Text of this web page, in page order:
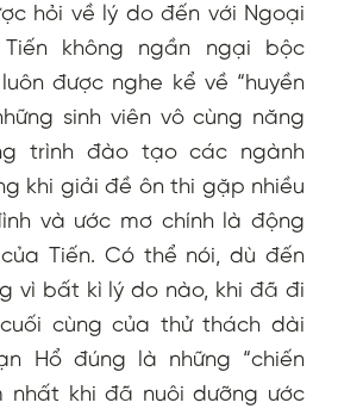
hỏi về lý do đến với Ngoại
Tiến không ngần ngại bộc
được nghe kể về “huyền
sinh viên vô cùng năng
trình đào tạo các ngành
khi giải đề ôn thi gặp nhiều
và ước mơ chính là động
Tiến. Có thể nói, dù đến
vì bất kì lý do nào, khi đã đi
cùng của thử thách dài
Hổ đúng là những “chiến
nhất khi đã nuôi dưỡng ước